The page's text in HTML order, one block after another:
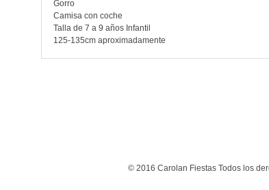
Gorro
Camisa con coche
Talla de 7 a 9 años Infantil
125-135cm aproximadamente
© 2016 Carolan Fiestas Todos los